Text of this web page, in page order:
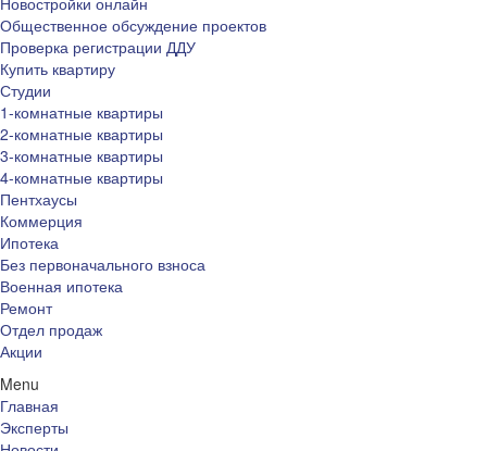
Общественное обсуждение проектов
Проверка регистрации ДДУ
Купить квартиру
Студии
1-комнатные квартиры
2-комнатные квартиры
3-комнатные квартиры
4-комнатные квартиры
Пентхаусы
Коммерция
Ипотека
Без первоначального взноса
Военная ипотека
Ремонт
Отдел продаж
Акции
Menu
Главная
Эксперты